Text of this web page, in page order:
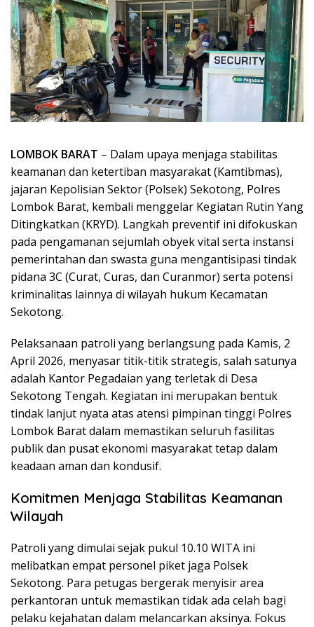
LOMBOK BARAT – Dalam upaya menjaga stabilitas
keamanan dan ketertiban masyarakat (Kamtibmas),
jajaran Kepolisian Sektor (Polsek) Sekotong, Polres
Lombok Barat, kembali menggelar Kegiatan Rutin Yang
Ditingkatkan (KRYD). Langkah preventif ini difokuskan
pada pengamanan sejumlah obyek vital serta instansi
pemerintahan dan swasta guna mengantisipasi tindak
pidana 3C (Curat, Curas, dan Curanmor) serta potensi
kriminalitas lainnya di wilayah hukum Kecamatan
Sekotong.
Pelaksanaan patroli yang berlangsung pada Kamis, 2
April 2026, menyasar titik-titik strategis, salah satunya
adalah Kantor Pegadaian yang terletak di Desa
Sekotong Tengah. Kegiatan ini merupakan bentuk
tindak lanjut nyata atas atensi pimpinan tinggi Polres
Lombok Barat dalam memastikan seluruh fasilitas
publik dan pusat ekonomi masyarakat tetap dalam
keadaan aman dan kondusif.
Komitmen Menjaga Stabilitas Keamanan
Wilayah
Patroli yang dimulai sejak pukul 10.10 WITA ini
melibatkan empat personel piket jaga Polsek
Sekotong. Para petugas bergerak menyisir area
perkantoran untuk memastikan tidak ada celah bagi
pelaku kejahatan dalam melancarkan aksinya. Fokus